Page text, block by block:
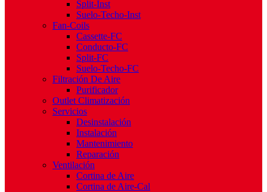
Split-Inst
Suelo-Techo-Inst
Fan-Coils
Cassette-FC
Conducto-FC
Split-FC
Suelo-Techo-FC
Filtración De Aire
Purificador
Outlet Climatización
Servicios
Desinstalación
Instalación
Mantenimiento
Reparación
Ventilación
Cortina de Aire
Cortina de Aire-Cal